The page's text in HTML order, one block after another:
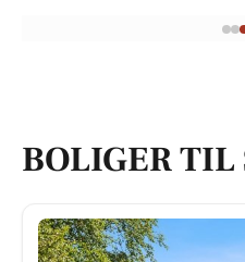
BOLIGER TIL